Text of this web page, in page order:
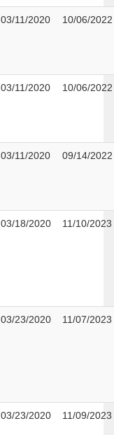
03/11/2020 10/06/2022
03/11/2020 10/06/2022
03/11/2020 09/14/2022
03/18/2020 11/10/2023
03/23/2020 11/07/2023
03/23/2020 11/09/2023